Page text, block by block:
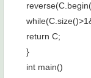
return C;
}
int main()